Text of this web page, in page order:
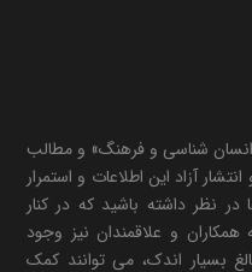
شناسی و فرهنگ» و مطالب
آزاد این اطلاعات و استمرار
نظر داشته باشید که در کنار
و علاقمندان نیز وجود
بسیار اندک، می توانند کمک